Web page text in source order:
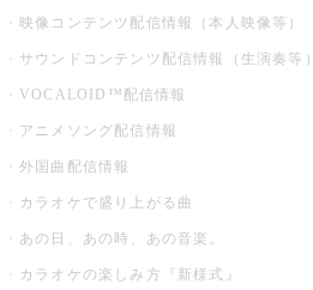
映像コンテンツ配信情報（本人映像等）
サウンドコンテンツ配信情報（生演奏等）
VOCALOID™配信情報
アニメソング配信情報
外国曲配信情報
カラオケで盛り上がる曲
あの日、あの時、あの音楽。
カラオケの楽しみ方『新様式』